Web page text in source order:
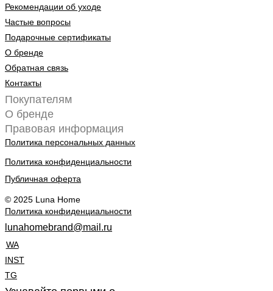
Рекомендации об уходе
Частые вопросы
Подарочные сертификаты
О бренде
Обратная связь
Контакты
Покупателям
О бренде
Правовая информация
Политика персональных данных
Политика конфиденциальности
Публичная оферта
© 2025 Luna Home
Политика конфиденциальности
lunahomebrand@mail.ru
WA
INST
TG